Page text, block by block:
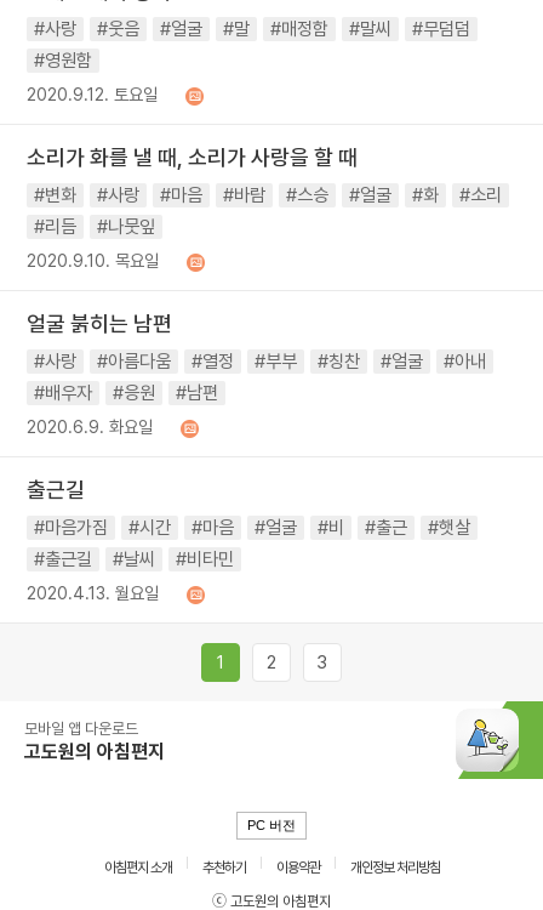
#사랑 #웃음 #얼굴 #말 #매정함 #말씨
#무덤덤
#영원함
2020.9.12. 토요일
소리가 화를 낼 때, 소리가 사랑을 할 때
#변화 #사랑 #마음 #바람 #스승 #얼굴 #화
#소리
#리듬
#나뭇잎
2020.9.10. 목요일
얼굴 붉히는 남편
#사랑 #아름다움 #열정 #부부 #칭찬 #얼굴
#아내
#배우자
#응원 #남편
2020.6.9. 화요일
출근길
#마음가짐 #시간 #마음 #얼굴 #비 #출근
#햇살
#출근길
#날씨 #비타민
2020.4.13. 월요일
1 2 3
모바일 앱 다운로드
고도원의 아침편지
PC 버전
아침편지 소개 추천하기 이용약관
개인정보 처리방침
ⓒ 고도원의 아침편지